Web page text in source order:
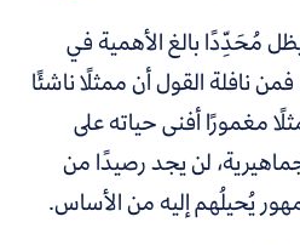
مُحَدِّدًا بالغ الأهمية في
نافلة القول أن ممثلًا ناشئًا
مغمورًا أفنى حياته على
لن يجد رصيدًا من
يُحيلُهم إليه من الأساس.